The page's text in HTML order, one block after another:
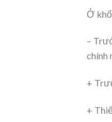
Ở
–
chính
+
+